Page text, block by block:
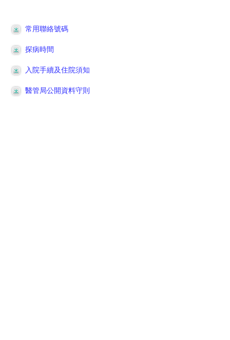
常用聯絡號碼
探病時間
入院手續及住院須知
醫管局公開資料守則